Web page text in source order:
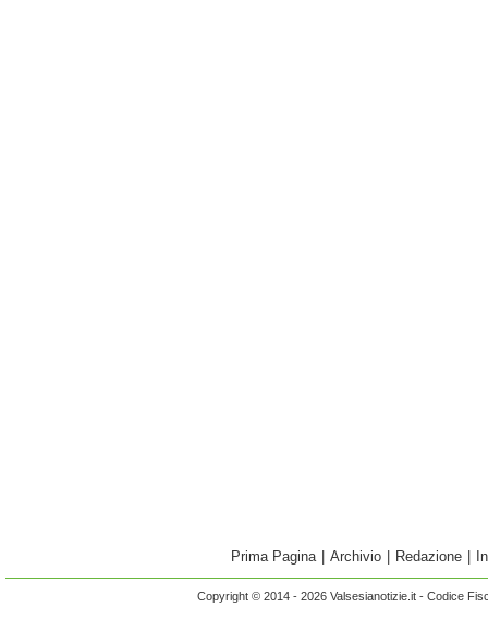
Prima Pagina | Archivio | Redazione |
Copyright © 2014 - 2026 Valsesianotizie.it - Codice